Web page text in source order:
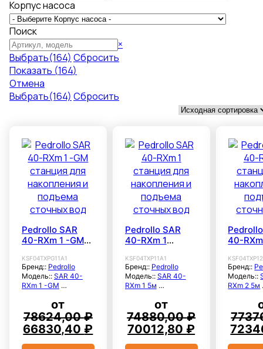
Корпус насоса
Поиск
Поиск
×
Выбрать(164) Сбросить
Показать (164)
Отмена
Выбрать(164) Сбросить
Pedrollo SAR
40-RXm 1 -GM
накопления и
подъема
сточных вод
KSF04TXPG11A1
Бренд:: Pedrollo
Модель:: SAR 40-
RXm 1 -GM
максимальный, м3/
час::9.6
Напор
максимальный,
от
78624,00₽
Первоначальная
цена
66830,40 ₽ Текущая
цена:
Pedrollo SAR
40-RXm 1
накопления и
подъема
сточных вод
KSF04TXP11A1
Бренд:: Pedrollo
Модель:: SAR 40-
RXm 1 5м
максимальный, м3/
час::9.6
Напор
максимальный,
от
74880,00₽
Первоначальная
цена
70012,80 ₽ Текущая
цена:
40-
Бренд::
Модель::
RXm 2 5м
час::11.4
Напор
цена